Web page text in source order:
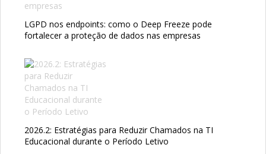
LGPD nos endpoints: como o Deep Freeze pode
fortalecer a proteção de dados nas empresas
2026.2: Estratégias para Reduzir Chamados na TI
Educacional durante o Período Letivo